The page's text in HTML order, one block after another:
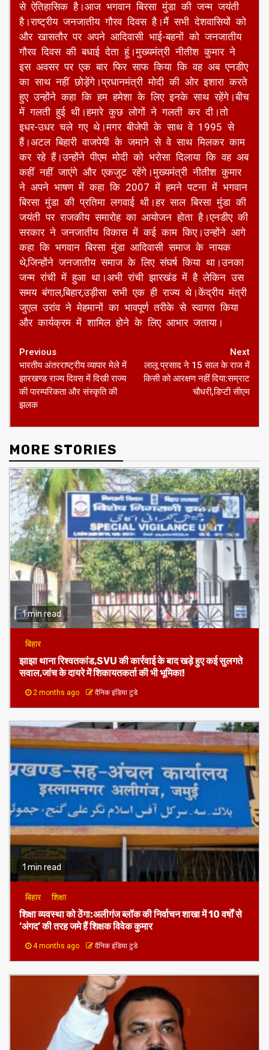
समाज वह है,जिसने भारत की संस्कृति और आज़ादी की रक्षा
के लिए सैकड़ों वर्षों की लड़ाई को नेतृत्व दिया।उन्होंने कहा
कि पीएम जनमन योजना से देश की सबसे पिछड़ी
जनजातियों की बस्तियों का विकास सुनिश्चित हो रहा है।
प्रधानमंत्री नरेंद्र मोदी ने जनसभा को संबोधित करते हुए
कहा कि आज बहुत ही पवित्र दिन है।आज कार्तिक पूर्णिमा
है,देव दीपावली है और आज गुरु नानक देव जी का 555 वां
प्रकाश पर्व भी है।मैं सभी देशवासियों को इन पर्वों की बधाई
देता हूं।आज का दिन हर देशवासी के लिए एक और वजह
से ऐतिहासिक है।आज भगवान बिरसा मुंडा की जन्म जयंती
है।राष्ट्रीय जनजातीय गौरव दिवस है।मैं सभी देशवासियों को
और खासतौर पर अपने आदिवासी भाई-बहनों को जनजातीय
गौरव दिवस की बधाई देता हूं।मुख्यमंत्री नीतीश कुमार ने
इस अवसर पर एक बार फिर साफ किया कि वह अब एनडीए
का साथ नहीं छोड़ेंगे।प्रधानमंत्री मोदी की ओर इशारा करते
हुए उन्होंने कहा कि हम हमेशा के लिए इनके साथ रहेंगे।बीच
में गलती हुई थी।हमारे कुछ लोगों ने गलती कर दी।तो
इधर-उधर चले गए थे।मगर बीजेपी के साथ वे 1995 से
हैं।अटल बिहारी वाजपेयी के जमाने से वे साथ मिलकर काम
कर रहे हैं।उन्होंने पीएम मोदी को भरोसा दिलाया कि वह अब
कहीं नहीं जाएंगे और एकजुट रहेंगे।मुख्यमंत्री नीतीश कुमार
ने अपने भाषण में कहा कि 2007 में हमने पटना में भगवान
जयंती पर राजकीय समारोह का आयोजन होता है।एनडीए की
सरकार ने जनजातीय विकास में कई काम किए।उन्होंने आगे
कहा कि भगवान बिरसा मुंडा आदिवासी समाज के नायक
थे,जिन्होंने जनजातीय समाज के लिए संघर्ष किया था।उनका
जन्म रांची में हुआ था।अभी रांची झारखंड में है लेकिन उस
समय बंगाल,बिहार,उड़ीसा सभी एक ही राज्य थे।केंद्रीय मंत्री
जुएल उरांव ने मेहमानों का भावपूर्ण तरीके से स्वागत किया
और कार्यक्रम में शामिल होने के लिए आभार जताया।
Continue
Reading
Previous
भारतीय अंतरराष्ट्रीय व्यापार मेले में
झारखण्ड राज्य दिवस में दिखी राज्य
की पारम्परिकता और संस्कृति की
झलक
Next
लालू प्रसाद ने 15 साल के राज में
किसी को आरक्षण नहीं दिया:सम्राट
चौधरी,डिप्टी सीएम
MORE STORIES
1 min read
बिहार
झाझा थाना रिश्वतकांड,SVU की कार्रवाई के बाद खड़े हुए कई सुलगते
सवाल,जांच के दायरे में शिकायतकर्ता की भी भूमिका!
2 months ago दैनिक इंडिया टुडे
शिक्षा